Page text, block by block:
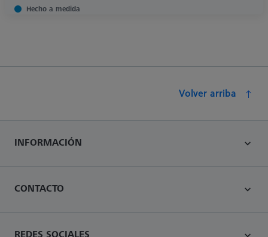
Hecho a medida
Volver arriba
INFORMACIÓN
CONTACTO
REDES SOCIALES